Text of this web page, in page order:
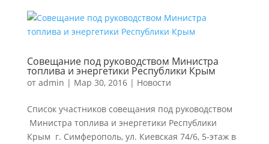
Совещание под руководством Министра
топлива и энергетики Республики Крым
от admin | Мар 30, 2016| Новости
Список участников совещания под руководством
Министра топлива и энергетики Республики
Крым г. Симферополь, ул. Киевская 74/6, 5-этаж в